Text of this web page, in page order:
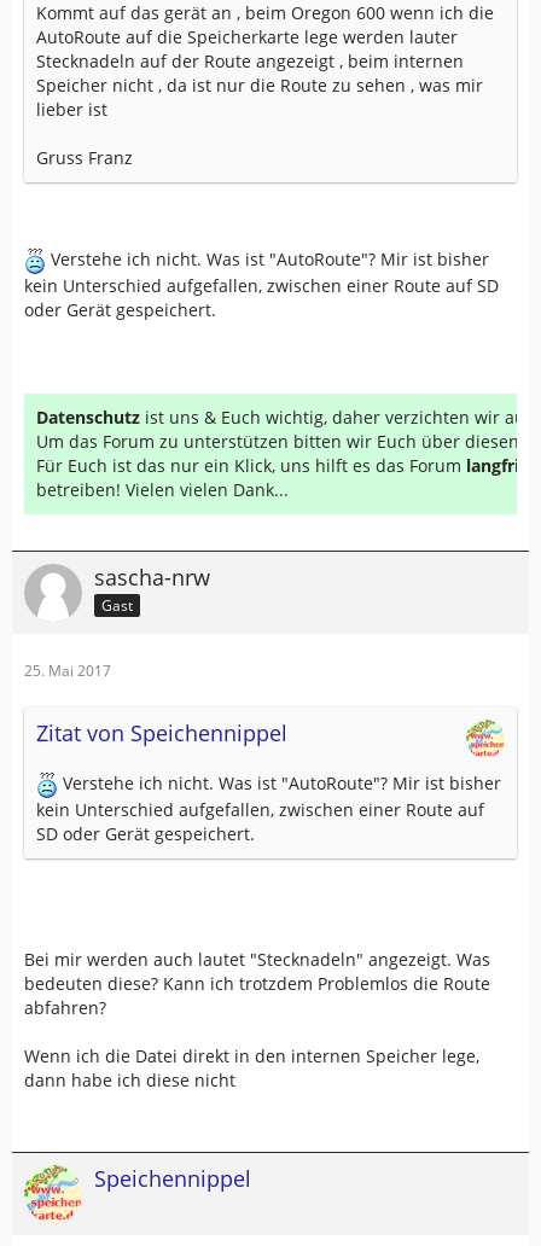
Kommt auf das gerät an , beim Oregon 600 wenn ich die
AutoRoute auf die Speicherkarte lege werden lauter
Stecknadeln auf der Route angezeigt , beim internen
Speicher nicht , da ist nur die Route zu sehen , was mir
lieber ist
Gruss Franz
Verstehe ich nicht. Was ist "AutoRoute"? Mir ist bisher
kein Unterschied aufgefallen, zwischen einer Route auf SD
oder Gerät gespeichert.
Datenschutz ist uns & Euch wichtig, daher verzichten wir auf
Um das Forum zu unterstützen bitten wir Euch über diesen
Für Euch ist das nur ein Klick, uns hilft es das Forum
betreiben! Vielen vielen Dank...
sascha-nrw
Gast
25. Mai 2017
Zitat von Speichennippel
Verstehe ich nicht. Was ist "AutoRoute"? Mir ist bisher
kein Unterschied aufgefallen, zwischen einer Route auf
SD oder Gerät gespeichert.
Bei mir werden auch lautet "Stecknadeln" angezeigt. Was
bedeuten diese? Kann ich trotzdem Problemlos die Route
abfahren?
Wenn ich die Datei direkt in den internen Speicher lege,
dann habe ich diese nicht
Speichennippel